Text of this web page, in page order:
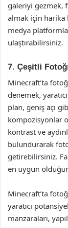
galeriyi gezmek,
almak için harika
medya
ulaştırabilirsiniz.
7. Çeşitli
Minecraft’ta
denemek,
plan, geniş açı
kompozisyonlar
kontrast ve
bulundurarak
getirebilirsiniz.
en uygun
Minecraft’ta
yaratıcı
manzaraları,